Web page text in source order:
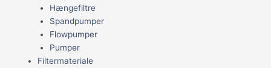
Hængefiltre
Spandpumper
Flowpumper
Pumper
Filtermateriale